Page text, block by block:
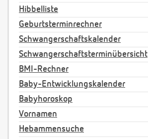
Hibbelliste
Geburtsterminrechner
Schwangerschaftskalender
Schwangerschaftsterminübersicht
BMI-Rechner
Baby-Entwicklungskalender
Babyhoroskop
Vornamen
Hebammensuche